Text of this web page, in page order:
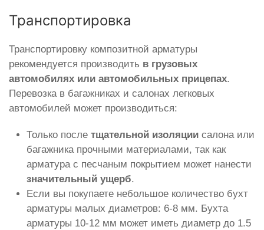
Транспортировка
Транспортировку композитной арматуры
рекомендуется производить в грузовых
автомобилях или автомобильных прицепах.
Перевозка в багажниках и салонах легковых
автомобилей может производиться:
Только после тщательной изоляции салона или
багажника прочными материалами, так как
арматура с песчаным покрытием может нанести
значительный ущерб.
Если вы покупаете небольшое количество бухт
арматуры малых диаметров: 6-8 мм. Бухта
арматуры 10-12 мм может иметь диаметр до 1.5